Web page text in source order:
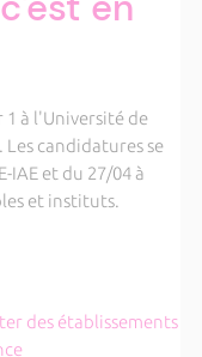
1 à l'Université de
candidatures se
IAE et du 27/04 à
et instituts.
des établissements